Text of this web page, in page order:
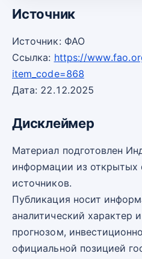
Источник
Источник: ФАО
Ссылка: https://
item_code=868
Дата: 22.12.2025
Дисклеймер
Материал подготовлен
информации из открытых
источников.
Публикация носит
аналитический характер
прогнозом,
официальной позицией